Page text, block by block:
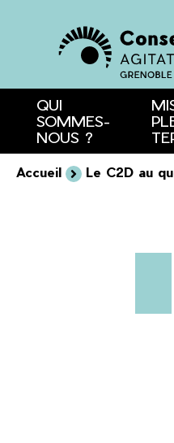
Recherche
QUI
SOMMES-
NOUS ?
Accueil Le C2D au